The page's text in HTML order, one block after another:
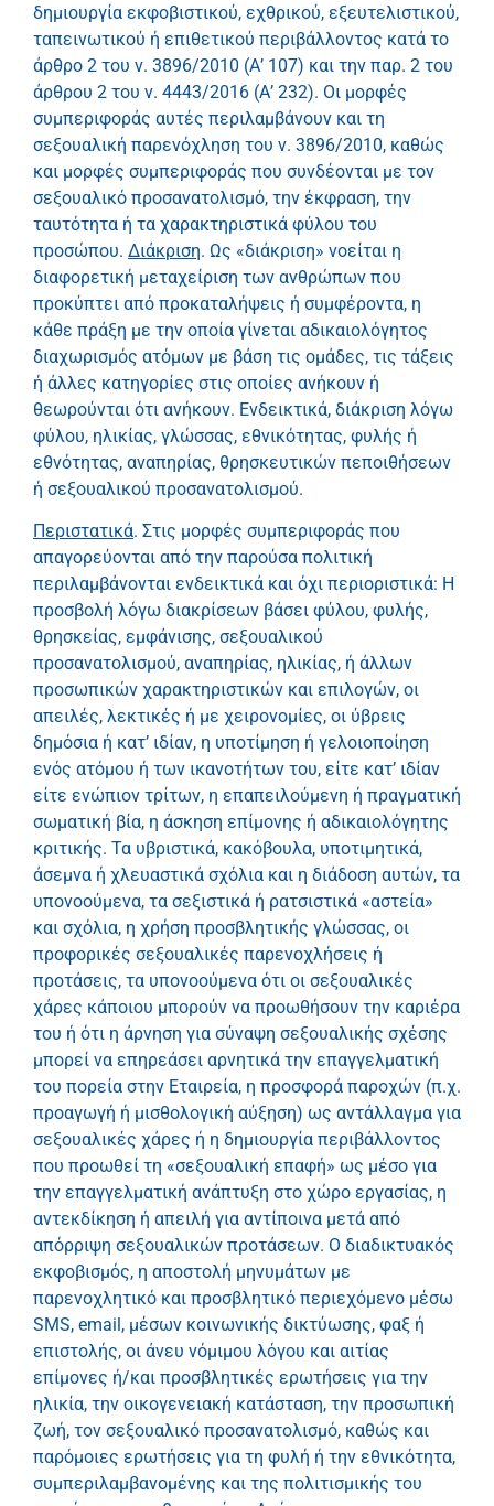
δημιουργία εκφοβιστικού, εχθρικού, εξευτελιστικού,
ταπεινωτικού ή επιθετικού περιβάλλοντος κατά το
άρθρο 2 του ν. 3896/2010 (Α’ 107) και την παρ. 2 του
άρθρου 2 του ν. 4443/2016 (Α’ 232). Οι μορφές
συμπεριφοράς αυτές περιλαμβάνουν και τη
σεξουαλική παρενόχληση του ν. 3896/2010, καθώς
και μορφές συμπεριφοράς που συνδέονται με τον
σεξουαλικό προσανατολισμό, την έκφραση, την
ταυτότητα ή τα χαρακτηριστικά φύλου του
προσώπου. Διάκριση. Ως «διάκριση» νοείται η
διαφορετική μεταχείριση των ανθρώπων που
προκύπτει από προκαταλήψεις ή συμφέροντα, η
κάθε πράξη με την οποία γίνεται αδικαιολόγητος
διαχωρισμός ατόμων με βάση τις ομάδες, τις τάξεις
ή άλλες κατηγορίες στις οποίες ανήκουν ή
θεωρούνται ότι ανήκουν. Ενδεικτικά, διάκριση λόγω
φύλου, ηλικίας, γλώσσας, εθνικότητας, φυλής ή
εθνότητας, αναπηρίας, θρησκευτικών πεποιθήσεων
ή σεξουαλικού προσανατολισμού.
Περιστατικά. Στις μορφές συμπεριφοράς που
απαγορεύονται από την παρούσα πολιτική
περιλαμβάνονται ενδεικτικά και όχι περιοριστικά: Η
προσβολή λόγω διακρίσεων βάσει φύλου, φυλής,
θρησκείας, εμφάνισης, σεξουαλικού
προσανατολισμού, αναπηρίας, ηλικίας, ή άλλων
προσωπικών χαρακτηριστικών και επιλογών, οι
απειλές, λεκτικές ή με χειρονομίες, οι ύβρεις
δημόσια ή κατ’ ιδίαν, η υποτίμηση ή γελοιοποίηση
ενός ατόμου ή των ικανοτήτων του, είτε κατ’ ιδίαν
είτε ενώπιον τρίτων, η επαπειλούμενη ή πραγματική
σωματική βία, η άσκηση επίμονης ή αδικαιολόγητης
κριτικής. Τα υβριστικά, κακόβουλα, υποτιμητικά,
άσεμνα ή χλευαστικά σχόλια και η διάδοση αυτών, τα
υπονοούμενα, τα σεξιστικά ή ρατσιστικά «αστεία»
και σχόλια, η χρήση προσβλητικής γλώσσας, οι
προφορικές σεξουαλικές παρενοχλήσεις ή
προτάσεις, τα υπονοούμενα ότι οι σεξουαλικές
χάρες κάποιου μπορούν να προωθήσουν την καριέρα
του ή ότι η άρνηση για σύναψη σεξουαλικής σχέσης
μπορεί να επηρεάσει αρνητικά την επαγγελματική
του πορεία στην Εταιρεία, η προσφορά παροχών (π.χ.
προαγωγή ή μισθολογική αύξηση) ως αντάλλαγμα για
σεξουαλικές χάρες ή η δημιουργία περιβάλλοντος
που προωθεί τη «σεξουαλική επαφή» ως μέσο για
την επαγγελματική ανάπτυξη στο χώρο εργασίας, η
αντεκδίκηση ή απειλή για αντίποινα μετά από
απόρριψη σεξουαλικών προτάσεων. Ο διαδικτυακός
εκφοβισμός, η αποστολή μηνυμάτων με
παρενοχλητικό και προσβλητικό περιεχόμενο μέσω
SMS, email, μέσων κοινωνικής δικτύωσης, φαξ ή
επιστολής, οι άνευ νόμιμου λόγου και αιτίας
επίμονες ή/και προσβλητικές ερωτήσεις για την
ηλικία, την οικογενειακή κατάσταση, την προσωπική
ζωή, τον σεξουαλικό προσανατολισμό, καθώς και
παρόμοιες ερωτήσεις για τη φυλή ή την εθνικότητα,
συμπεριλαμβανομένης και της πολιτισμικής του